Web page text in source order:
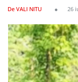
De VALI NITU 26